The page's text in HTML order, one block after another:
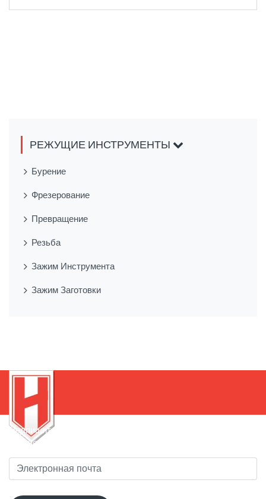
РЕЖУЩИЕ ИНСТРУМЕНТЫ
Бурение
Фрезерование
Превращение
Резьба
Зажим Инструмента
Зажим Заготовки
Подпишитесь на нашу рассылку, чтобы быть в курсе
новинок!